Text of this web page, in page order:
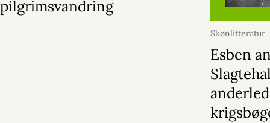
pilgrimsvandring
Skønlitteratur
Esben